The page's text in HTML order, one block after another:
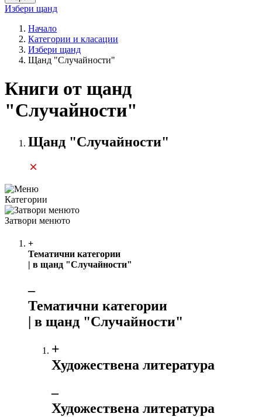
Избери щанд
Начало
Категории и класации
Избери щанд
Щанд "Случайности"
Книги от щанд
"Случайности"
Щанд "Случайности"
Категории
Затвори менюто
+
Тематични категории
| в щанд "Случайности"
‒
Тематични категории
| в щанд "Случайности"
+
Художествена литература
‒
Художествена литература